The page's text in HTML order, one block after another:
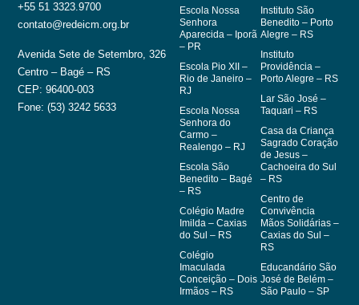
+55 51 3323.9700
contato@redeicm.org.br
Avenida Sete de Setembro, 326
Centro – Bagé – RS
CEP: 96400-003
Fone: (53) 3242 5633
Escola Nossa
Senhora
Aparecida – Iporã
– PR
Escola Pio XII –
Rio de Janeiro –
RJ
Escola Nossa
Senhora do
Carmo –
Realengo – RJ
Escola São
Benedito – Bagé
– RS
Colégio Madre
Imilda – Caxias
do Sul – RS
Colégio
Imaculada
Conceição – Dois
Irmãos – RS
Instituto São
Benedito – Porto
Alegre – RS
Instituto
Providência –
Porto Alegre – RS
Lar São José –
Taquari – RS
Casa da Criança
Sagrado Coração
de Jesus –
Cachoeira do Sul
– RS
Centro de
Convivência
Mãos Solidárias –
Caxias do Sul –
RS
Educandário São
José de Belém –
São Paulo – SP